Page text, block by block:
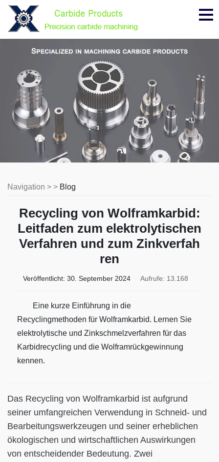
Navigation > > Blog
Recycling von Wolframkarbid:
Leitfaden zum elektrolytischen
Verfahren und zum Zinkverfah
ren
Veröffentlicht: 30. September 2024 Aufrufe: 13.168
Eine kurze Einführung in die
Recyclingmethoden für Wolframkarbid. Lernen Sie
elektrolytische und Zinkschmelzverfahren für das
Karbidrecycling und die Wolframrückgewinnung
kennen.
Das Recycling von Wolframkarbid ist aufgrund
seiner umfangreichen Verwendung in Schneid- und
Bearbeitungswerkzeugen und seiner erheblichen
ökologischen und wirtschaftlichen Auswirkungen
von entscheidender Bedeutung. Zwei